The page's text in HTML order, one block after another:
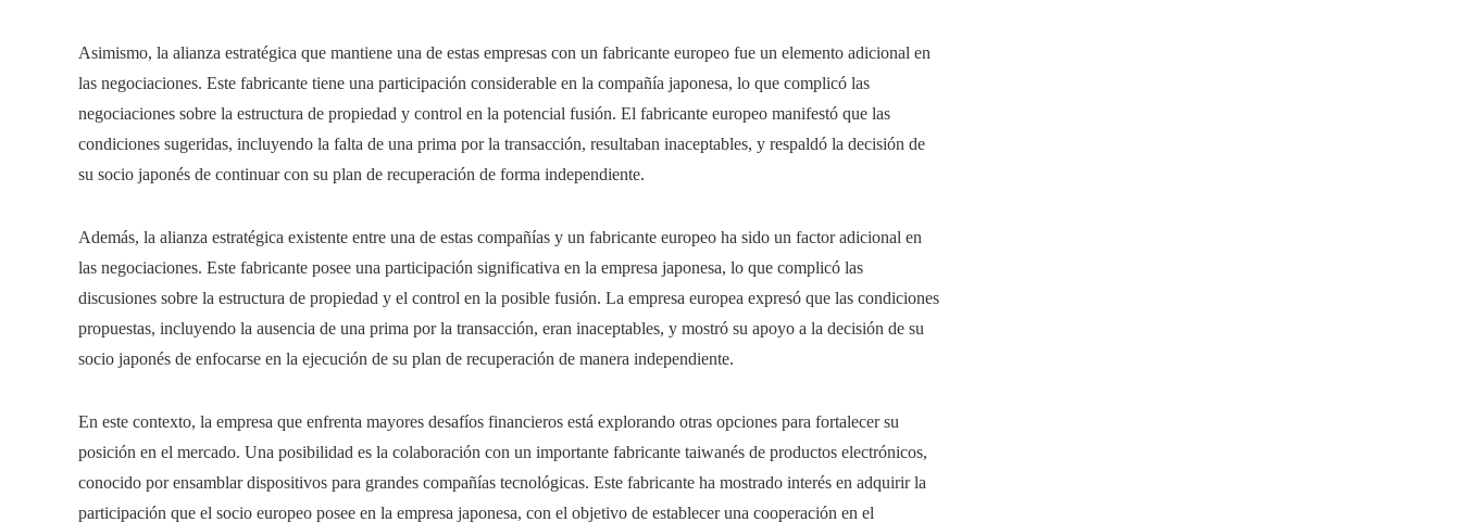
Asimismo, la alianza estratégica que mantiene una de estas empresas con un fabricante europeo fue un elemento adicional en
las negociaciones. Este fabricante tiene una participación considerable en la compañía japonesa, lo que complicó las
negociaciones sobre la estructura de propiedad y control en la potencial fusión. El fabricante europeo manifestó que las
condiciones sugeridas, incluyendo la falta de una prima por la transacción, resultaban inaceptables, y respaldó la decisión de
su socio japonés de continuar con su plan de recuperación de forma independiente.
Además, la alianza estratégica existente entre una de estas compañías y un fabricante europeo ha sido un factor adicional en
las negociaciones. Este fabricante posee una participación significativa en la empresa japonesa, lo que complicó las
discusiones sobre la estructura de propiedad y el control en la posible fusión. La empresa europea expresó que las condiciones
propuestas, incluyendo la ausencia de una prima por la transacción, eran inaceptables, y mostró su apoyo a la decisión de su
socio japonés de enfocarse en la ejecución de su plan de recuperación de manera independiente.
En este contexto, la empresa que enfrenta mayores desafíos financieros está explorando otras opciones para fortalecer su
posición en el mercado. Una posibilidad es la colaboración con un importante fabricante taiwanés de productos electrónicos,
conocido por ensamblar dispositivos para grandes compañías tecnológicas. Este fabricante ha mostrado interés en adquirir la
participación que el socio europeo posee en la empresa japonesa, con el objetivo de establecer una cooperación en el